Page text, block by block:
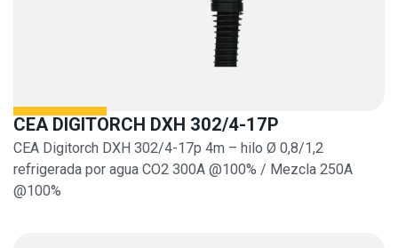
CEA DIGITORCH DXH 302/4-17P
CEA Digitorch DXH 302/4-17p 4m – hilo Ø 0,8/1,2
refrigerada por agua CO2 300A @100% / Mezcla 250A
@100%